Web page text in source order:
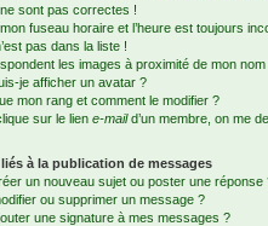
sont pas correctes !
fuseau horaire et l’heure est toujours
pas dans la liste !
les images à proximité de mon nom
je afficher un avatar ?
mon rang et comment le modifier ?
sur le lien e-maild’un membre, on me
à la publication de messages
un nouveau sujet ou poster une réponse
ou supprimer un message ?
une signature à mes messages ?